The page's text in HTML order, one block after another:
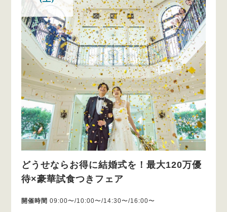
どうせならお得に結婚式を！最大120万優
待×豪華試食つきフェア
開催時間 09:00〜/10:00〜/14:30〜/16:00〜